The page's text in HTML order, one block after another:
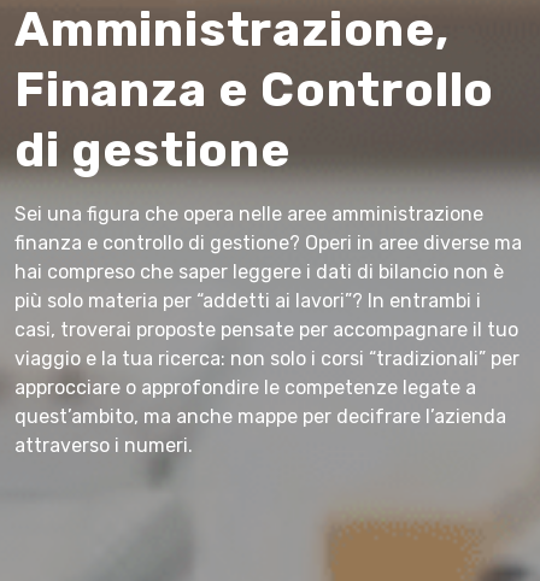
Amministrazione,
Finanza e Controllo
di gestione
Sei una figura che opera nelle aree amministrazione
finanza e controllo di gestione? Operi in aree diverse ma
hai compreso che saper leggere i dati di bilancio non è
più solo materia per “addetti ai lavori”? In entrambi i
casi, troverai proposte pensate per accompagnare il tuo
viaggio e la tua ricerca: non solo i corsi “tradizionali” per
approcciare o approfondire le competenze legate a
quest’ambito, ma anche mappe per decifrare l’azienda
attraverso i numeri.